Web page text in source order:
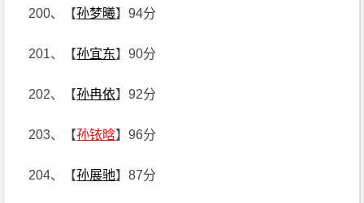
200、【孙梦曦】94分
201、【孙宜东】90分
202、【孙冉依】92分
203、【孙铱晗】96分
204、【孙展驰】87分